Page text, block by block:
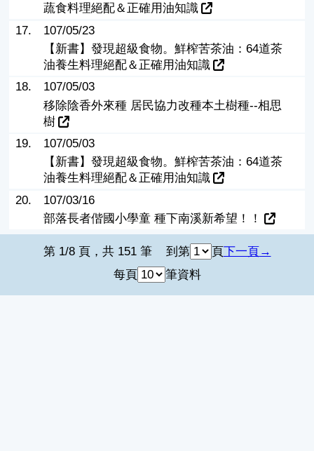
蔬食料理絕配＆正確用油知識
17.
107/05/23
【新書】發現超級食物。鮮榨苦茶油：64道茶
油養生料理絕配＆正確用油知識
18.
107/05/03
移除陰香外來種 居民協力改種本土樹種--相思
樹
19.
107/05/03
【新書】發現超級食物。鮮榨苦茶油：64道茶
油養生料理絕配＆正確用油知識
20.
107/03/16
部落長者偕國小學童 種下南溪新希望！！
第 1/8 頁，共 151 筆 到第 頁下一頁
每頁
筆資料